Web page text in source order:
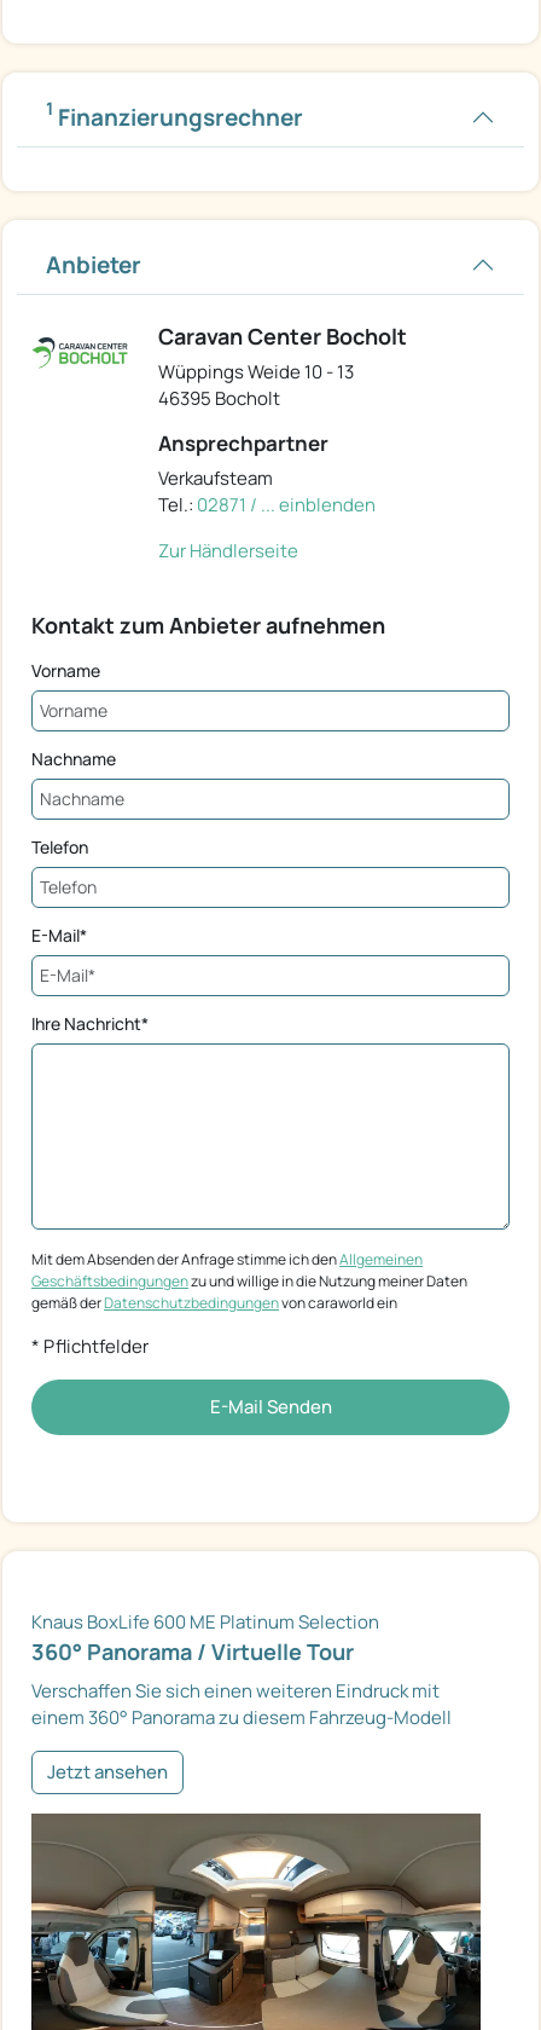
1 Finanzierungsrechner
Anbieter
Caravan Center Bocholt
Wüppings Weide 10 - 13
46395 Bocholt
Ansprechpartner
Verkaufsteam
Tel.: 02871 / ... einblenden
Zur Händlerseite
Kontakt zum Anbieter aufnehmen
Vorname
Nachname
Telefon
E-Mail*
Ihre Nachricht*
Mit dem Absenden der Anfrage stimme ich denAllgemeinen
Geschäftsbedingungenzu und willige in die Nutzung meiner Daten
gemäß derDatenschutzbedingungenvon caraworld ein
* Pflichtfelder
E-Mail Senden
Knaus BoxLife 600 ME Platinum Selection
360° Panorama / Virtuelle Tour
Verschaffen Sie sich einen weiteren Eindruck mit
einem 360° Panorama zu diesem Fahrzeug-Modell
Jetzt ansehen